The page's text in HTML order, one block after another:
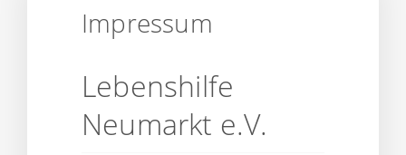
Impressum
Lebenshilfe
Neumarkt e.V.